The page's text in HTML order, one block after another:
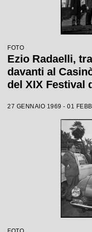
FOTO
Ezio Radaelli,
davanti al
del XIX Festival
27 GENNAIO 1969 - 01